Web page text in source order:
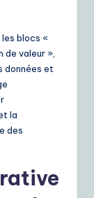
les blocs «
de valeur »,
données et
la
des